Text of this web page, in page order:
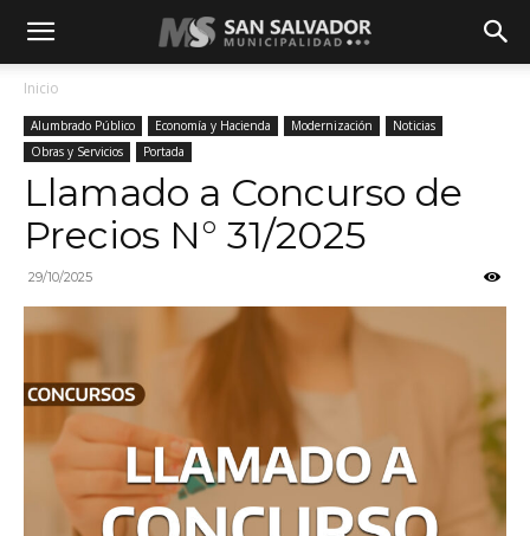
Inicio
Alumbrado Público Economía y Hacienda Modernización
Noticias
Obras y Servicios
Portada
Llamado a Concurso de
Precios N° 31/2025
29/10/2025